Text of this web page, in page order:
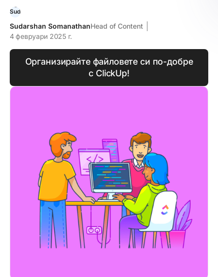
Sudarshan SomanathanHead of Content
4 февруари 2025 г.
Организирайте файловете си по-добре
с ClickUp!